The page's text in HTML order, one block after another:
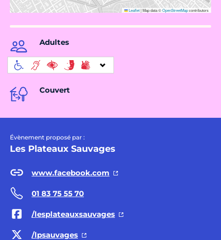
Leaflet|Map data ©OpenStreetMapcontributors
Adultes
Couvert
Évènement proposé par :
Les Plateaux Sauvages
www.facebook.com
01 83 75 55 70
/lesplateauxsauvages
/lpsauvages